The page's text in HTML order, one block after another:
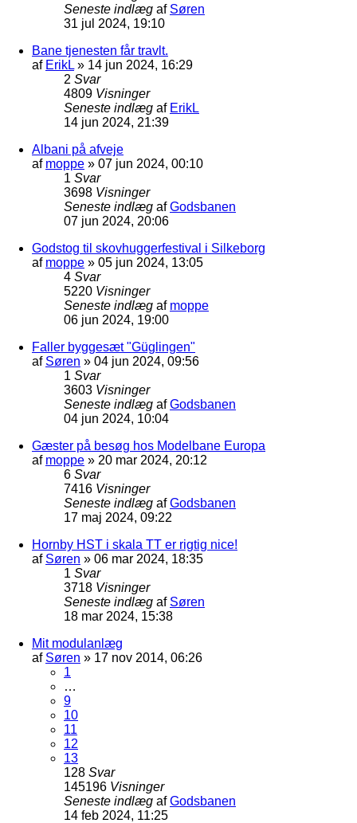
Seneste indlæg af Søren
31 jul 2024, 19:10
Bane tjenesten får travlt.
af ErikL » 14 jun 2024, 16:29
2 Svar
4809 Visninger
Seneste indlæg af ErikL
14 jun 2024, 21:39
Albani på afveje
af moppe » 07 jun 2024, 00:10
1 Svar
3698 Visninger
Seneste indlæg afGodsbanen
07 jun 2024, 20:06
Godstog til skovhuggerfestival i Silkeborg
af moppe » 05 jun 2024, 13:05
4 Svar
5220 Visninger
Seneste indlæg af moppe
06 jun 2024, 19:00
Faller byggesæt "Güglingen"
af Søren » 04 jun 2024, 09:56
1 Svar
3603 Visninger
Seneste indlæg afGodsbanen
04 jun 2024, 10:04
Gæster på besøg hos Modelbane Europa
af moppe » 20 mar 2024, 20:12
6 Svar
7416 Visninger
Seneste indlæg afGodsbanen
17 maj 2024, 09:22
Hornby HST i skala TT er rigtig nice!
af Søren » 06 mar 2024, 18:35
1 Svar
3718 Visninger
Seneste indlæg af Søren
18 mar 2024, 15:38
Mit modulanlæg
af Søren » 17 nov 2014, 06:26
1
…
9
10
11
12
13
128 Svar
145196 Visninger
Seneste indlæg afGodsbanen
14 feb 2024, 11:25